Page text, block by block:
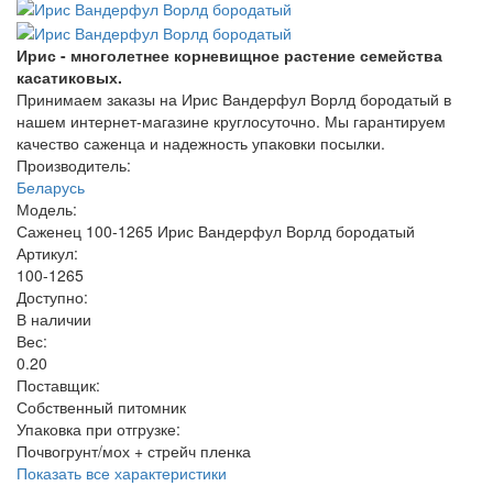
Ирис - многолетнее корневищное растение семейства
касатиковых.
Принимаем заказы на Ирис Вандерфул Ворлд бородатый в
нашем интернет-магазине круглосуточно. Мы гарантируем
качество саженца и надежность упаковки посылки.
Производитель:
Беларусь
Модель:
Саженец 100-1265 Ирис Вандерфул Ворлд бородатый
Артикул:
100-1265
Доступно:
В наличии
Вес:
0.20
Поставщик:
Собственный питомник
Упаковка при отгрузке:
Почвогрунт/мох + стрейч пленка
Показать все характеристики